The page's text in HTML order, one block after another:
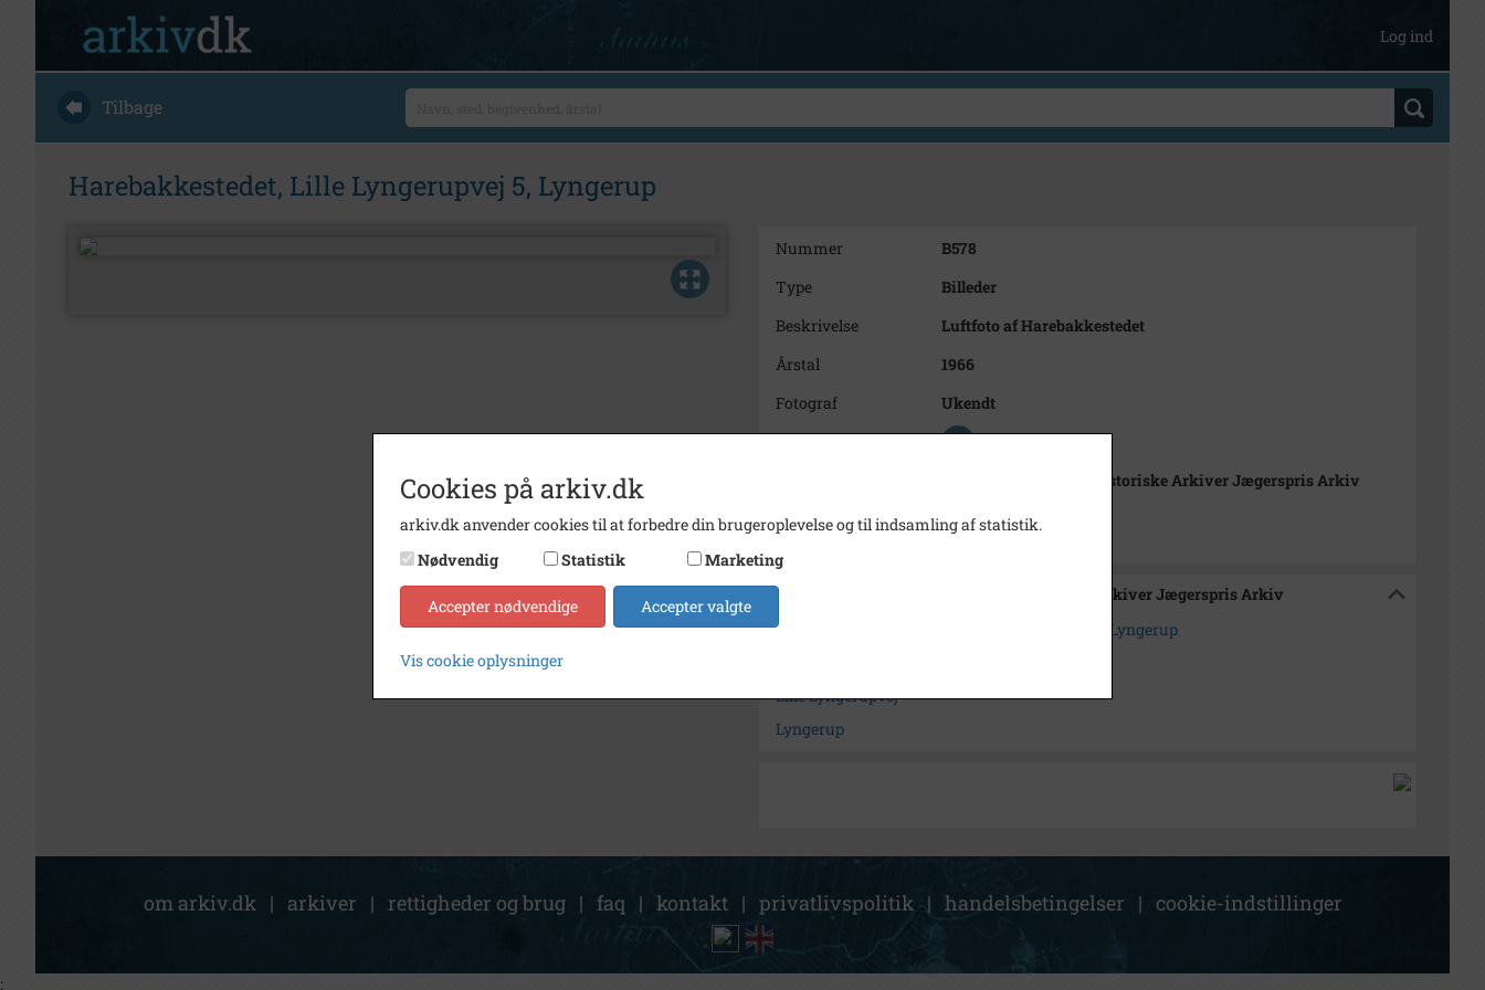
Log ind
Tilbage
Harebakkestedet, Lille Lyngerupvej 5, Lyngerup
Nummer
B578
Type
Billeder
Beskrivelse
Luftfoto af Harebakkestedet
Årstal
1966
Fotograf
Ukendt
Se på kort
Frederikssund Lokalhistoriske Arkiver Jægerspris Arkiv
Kontakt arkivet
Søg videre i Frederikssund Lokalhistoriske Arkiver Jægerspris Arkiv
Harebakkestedet, Lille Lyngerupvej 5, matr. 3f, Lyngerup
Lille Lyngerupvej
Lyngerup
om arkiv.dk | arkiver | rettigheder og brug | faq | kontakt | privatlivspolitik | handelsbetingelser | cookie-indstillinger
Cookies på arkiv.dk
arkiv.dk anvender cookies til at forbedre din brugeroplevelse og til indsamling af statistik.
Nødvendig
Statistik Marketing
Accepter nødvendige Accepter valgte
Vis cookie oplysninger
;